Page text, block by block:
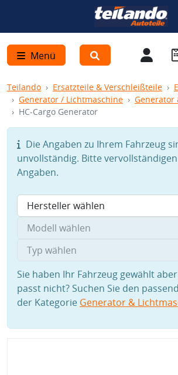
Menü
Teilando Ersatzteile & Verschleißteile
Generator / Lichtmaschine
Generator
HC-Cargo Generator
Die Angaben zu Ihrem Fahrzeug
unvollständig. Bitte
Angaben.
Sie haben Ihr Fahrzeug gewählt
passt nicht? Suchen Sie den
der Kategorie Generator &